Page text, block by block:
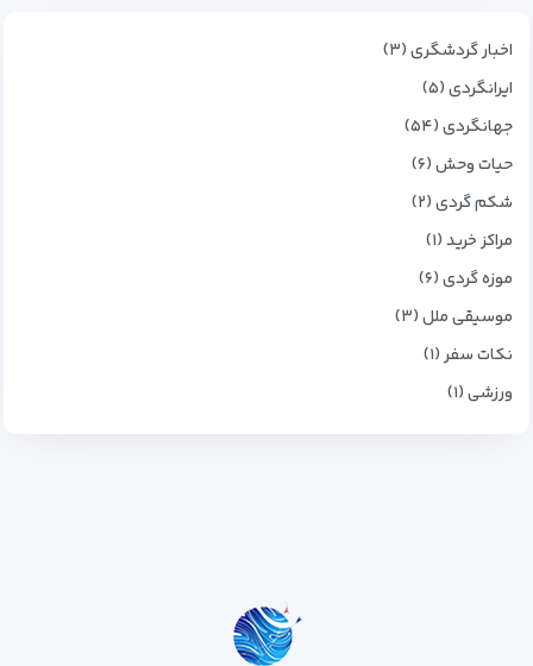
اخبار گردشگری (۳)
ایرانگردی (۵)
جهانگردی (۵۴)
حیات وحش (۶)
شکم گردی (۲)
مراکز خرید (۱)
موزه گردی (۶)
موسیقی ملل (۳)
نکات سفر (۱)
ورزشی (۱)